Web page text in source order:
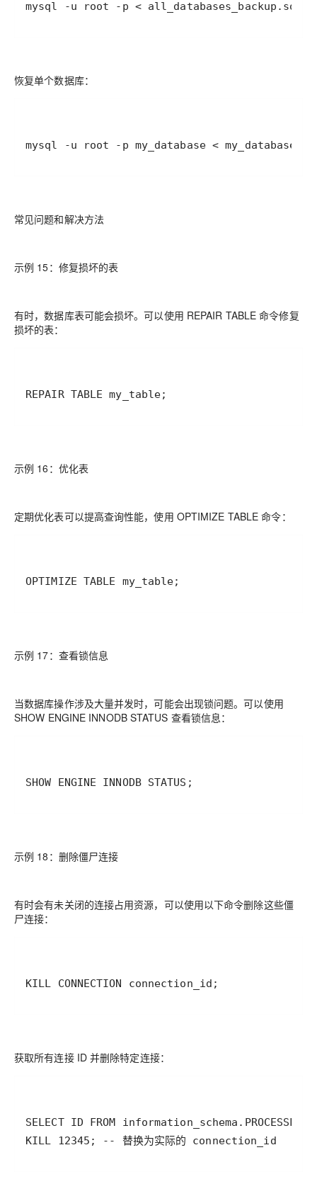
mysql -u root -p < all_databases_backup.sql
恢复单个数据库：
mysql -u root -p my_database <
常见问题和解决方法
示例 15：修复损坏的表
有时，数据库表可能会损坏。可以使用 REPAIR TABLE 命令修复
损坏的表：
REPAIR TABLE my_table;
示例 16：优化表
定期优化表可以提高查询性能，使用 OPTIMIZE TABLE 命令：
OPTIMIZE TABLE my_table;
示例 17：查看锁信息
当数据库操作涉及大量并发时，可能会出现锁问题。可以使用
SHOW ENGINE INNODB STATUS 查看锁信息：
SHOW ENGINE INNODB STATUS;
示例 18：删除僵尸连接
有时会有未关闭的连接占用资源，可以使用以下命令删除这些僵
尸连接：
KILL CONNECTION connection_id;
获取所有连接 ID 并删除特定连接：
KILL 12345; -- 替换为实际的 connection_id